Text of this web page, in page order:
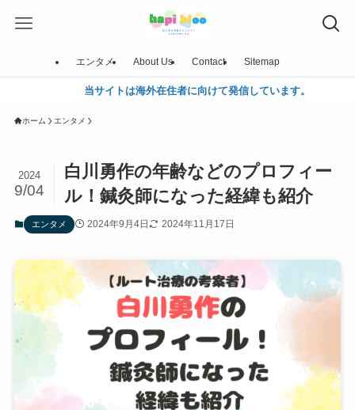
エンタメ About Us Contact Sitemap
当サイトは海外在住者に向けて発信しています。
ホーム エンタメ
白川勇作の年齢などのプロフィー
ル！鍼灸師になった経緯も紹介
2024
9/04
エンタメ 2024年9月4日 2024年11月17日